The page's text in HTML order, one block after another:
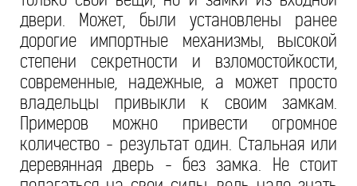
двери. Может, были установлены ранее
дорогие импортные механизмы, высокой
степени секретности и взломостойкости,
современные, надежные, а может просто
владельцы привыкли к своим замкам.
Примеров можно привести огромное
количество - результат один. Стальная или
деревянная дверь - без замка. Не стоит